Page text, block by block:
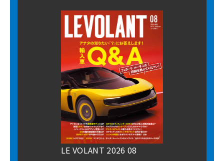
LE VOLANT 2026 08